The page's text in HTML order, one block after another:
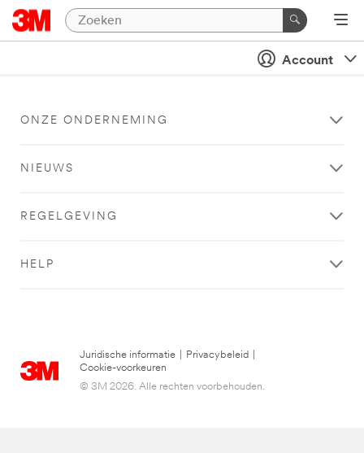
Account
ONZE ONDERNEMING
NIEUWS
REGELGEVING
HELP
Juridische informatie Privacybeleid
Cookie-voorkeuren
© 3M 2026. Alle rechten voorbehouden.